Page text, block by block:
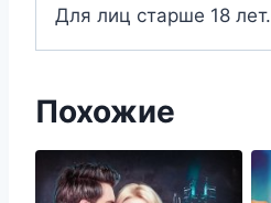
Для лиц старше 18 лет.
Похожие